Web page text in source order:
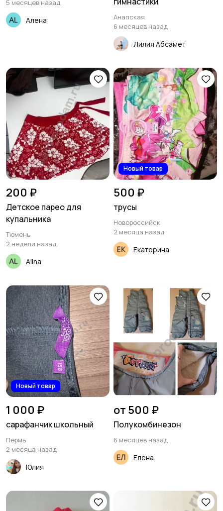
5 месяцев назад
Алена
Анапская
6 месяцев назад
Лилия Абсамет
200 ₽
Детское парео для
купальника
Тюмень
2 недели назад
Alina
Новый товар
500 ₽
трусы
Новороссийск
2 месяца назад
Екатерина
Новый товар
1 000 ₽
сарафанчик школьный
Пермь
2 месяца назад
Юлия
от 500 ₽
Полукомбинезон
6 месяцев назад
Елена